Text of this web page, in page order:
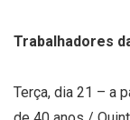
Trabalhadores
Terça, dia 21 – a